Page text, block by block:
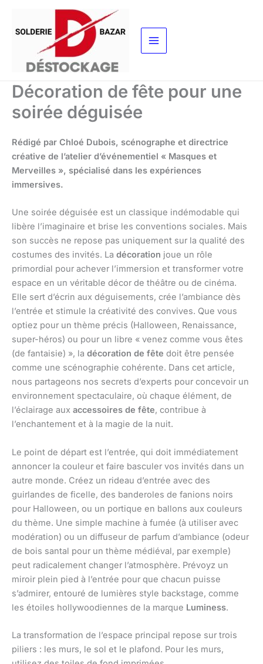
contenu
Décoration de fête pour une
soirée déguisée
Rédigé par Chloé Dubois, scénographe et directrice
créative de l’atelier d’événementiel « Masques et
Merveilles », spécialisé dans les expériences
immersives.
Une soirée déguisée est un classique indémodable qui
libère l’imaginaire et brise les conventions sociales. Mais
son succès ne repose pas uniquement sur la qualité des
costumes des invités. La décoration joue un rôle
primordial pour achever l’immersion et transformer votre
espace en un véritable décor de théâtre ou de cinéma.
Elle sert d’écrin aux déguisements, crée l’ambiance dès
l’entrée et stimule la créativité des convives. Que vous
optiez pour un thème précis (Halloween, Renaissance,
super-héros) ou pour un libre « venez comme vous êtes
(de fantaisie) », la décoration de fête doit être pensée
comme une scénographie cohérente. Dans cet article,
nous partageons nos secrets d’experts pour concevoir un
environnement spectaculaire, où chaque élément, de
l’éclairage aux accessoires de fête, contribue à
l’enchantement et à la magie de la nuit.
Le point de départ est l’entrée, qui doit immédiatement
annoncer la couleur et faire basculer vos invités dans un
autre monde. Créez un rideau d’entrée avec des
guirlandes de ficelle, des banderoles de fanions noirs
pour Halloween, ou un portique en ballons aux couleurs
du thème. Une simple machine à fumée (à utiliser avec
modération) ou un diffuseur de parfum d’ambiance (odeur
de bois santal pour un thème médiéval, par exemple)
peut radicalement changer l’atmosphère. Prévoyz un
miroir plein pied à l’entrée pour que chacun puisse
s’admirer, entouré de lumières style backstage, comme
les étoiles hollywoodiennes de la marque Luminess.
La transformation de l’espace principal repose sur trois
piliers : les murs, le sol et le plafond. Pour les murs,